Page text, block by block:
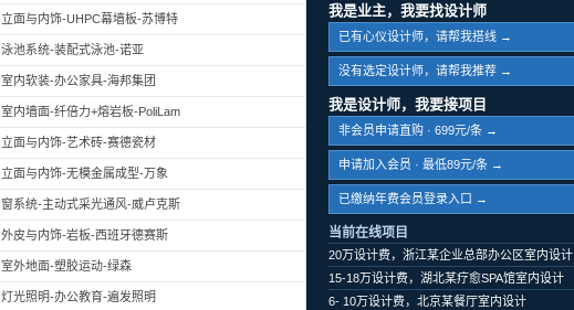
立面与内饰-UHPC幕墙板-苏博特
泳池系统-装配式泳池-诺亚
室内软装-办公家具-海邦集团
室内墙面-纤倍力+熔岩板-PoliLam
立面与内饰-艺术砖-赛德瓷材
立面与内饰-无模金属成型-万象
窗系统-主动式采光通风-威卢克斯
外皮与内饰-岩板-西班牙德赛斯
室外地面-塑胶运动-绿森
灯光照明-办公教育-遍发照明
我是业主，我要找设计师
已有心仪设计师，请帮我搭线 →
没有选定设计师，请帮我推荐 →
我是设计师，我要接项目
非会员申请直购 · 699元/条 →
申请加入会员 · 最低89元/条 →
已缴纳年费会员登录入口 →
当前在线项目
20万设计费，浙江某企业总部办公区室内设计
15-18万设计费，湖北某疗愈SPA馆室内设计
6- 10万设计费，北京某餐厅室内设计